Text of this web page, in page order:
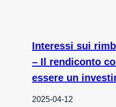
Interessi sui
– Il rendiconto
essere un
2025-04-12